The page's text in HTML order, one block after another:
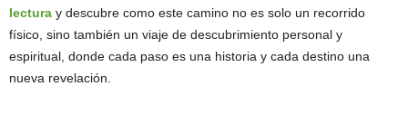
lectura y descubre como este camino no es solo un recorrido
físico, sino también un viaje de descubrimiento personal y
espiritual, donde cada paso es una historia y cada destino una
nueva revelación.